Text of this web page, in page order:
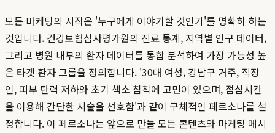
모든 마케팅의 시작은 '누구에게 이야기할 것인가'를 명확히 하는
것입니다. 건강보험심사평가원의 진료 통계, 지역별 인구 데이터,
그리고 병원 내부의 환자 데이터를 통합 분석하여 가장 가능성 높
은 타겟 환자 그룹을 정의합니다. '30대 여성, 강남구 거주, 직장
인, 피부 탄력 저하와 초기 색소 침착에 고민이 있으며, 점심시간
을 이용해 간단한 시술을 선호함'과 같이 구체적인 페르소나를 설
정합니다. 이 페르소나는 앞으로 만들 모든 콘텐츠와 마케팅 메시